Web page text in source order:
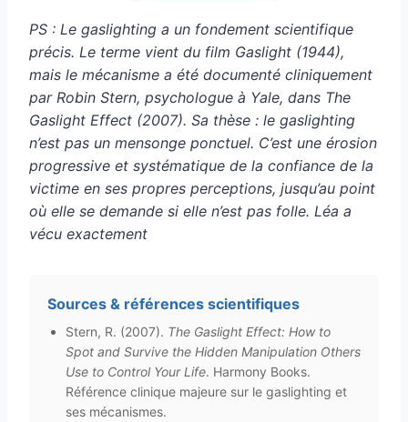
PS : Le gaslighting a un fondement scientifique
précis. Le terme vient du film Gaslight (1944),
mais le mécanisme a été documenté cliniquement
par Robin Stern, psychologue à Yale, dans The
Gaslight Effect (2007). Sa thèse : le gaslighting
n’est pas un mensonge ponctuel. C’est une érosion
progressive et systématique de la confiance de la
victime en ses propres perceptions, jusqu’au point
où elle se demande si elle n’est pas folle. Léa a
vécu exactement
Sources & références scientifiques
Stern, R. (2007). The Gaslight Effect: How to
Spot and Survive the Hidden Manipulation Others
Use to Control Your Life. Harmony Books.
Référence clinique majeure sur le gaslighting et
ses mécanismes.